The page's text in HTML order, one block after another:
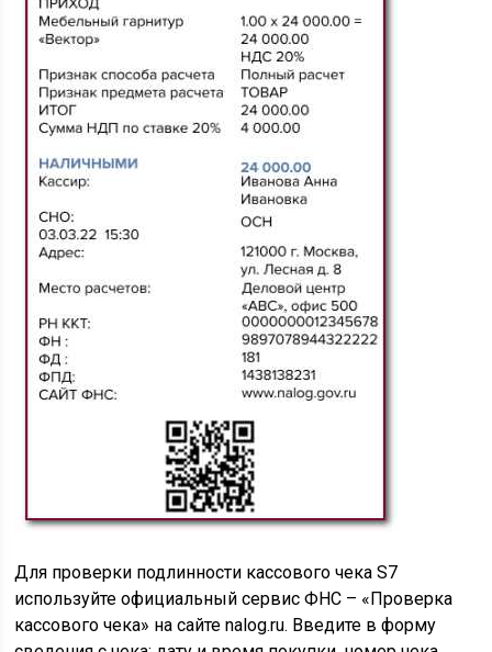
Для проверки подлинности кассового чека S7
используйте официальный сервис ФНС – «Проверка
кассового чека» на сайте nalog.ru. Введите в форму